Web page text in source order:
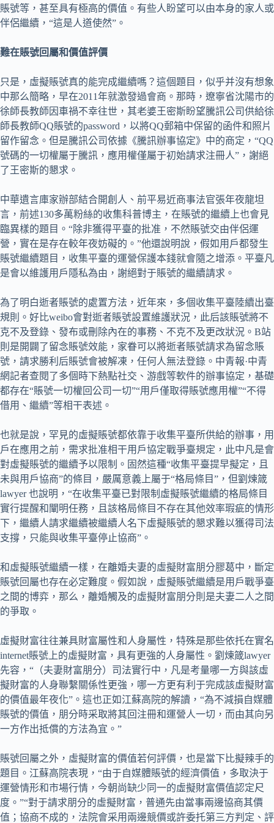
賬號等，甚至具有極高的價值。有些人盼望可以由本身的家人或
伴侶繼續，“這是人道使然”。
難在賬號回屬和價值評價
只是，虛擬賬號真的能完成繼續嗎？這個題目，似乎并沒有想象
中那么簡略，早在2011年就激發過會商。那時，遼寧省沈陽市的
徐師長教師因車禍不幸往世，其老婆王密斯盼望騰訊公司供給徐
師長教師QQ賬號的password，以將QQ郵箱中保留的函件和照片
留作留念。但是騰訊公司依據《騰訊辦事協定》中的商定，“QQ
號碼的一切權屬于騰訊，應用權僅屬于初始請求注冊人”，謝絕
了王密斯的懇求。
中華遺言庫家辦部結合開創人、前平易近商事法官張年夜龍坦
言，前述130多萬粉絲的收集科普博主，在賬號的繼續上也會見
臨異樣的題目。“除非獲得平臺的批准，不然賬號交由伴侶運
營，實在是存在較年夜妨礙的。”他還說明說，假如用戶都發生
賬號繼續題目，收集平臺的運營保護本錢就會隨之增添。平臺凡
是會以維護用戶隱私為由，謝絕對于賬號的繼續請求。
為了明白逝者賬號的處置方法，近年來，多個收集平臺陸續出臺
規則。好比weibo會對逝者賬號設置維護狀況，此后該賬號將不
克不及登錄、發布或刪除內在的事務、不克不及更改狀況。B站
則是開闢了留念賬號效能，家眷可以將逝者賬號請求為留念賬
號，請求勝利后賬號會被解凍，任何人無法登錄。中青報·中青
網記者查閱了多個時下熱點社交、游戲等軟件的辦事協定，基礎
都存在“賬號一切權回公司一切”“用戶僅取得賬號應用權”“不得
借用、繼續”等相干表述。
也就是說，罕見的虛擬賬號都依靠于收集平臺所供給的辦事，用
戶在應用之前，需求批准相干用戶協定戰爭臺規定，此中凡是會
對虛擬賬號的繼續予以限制。固然這種“收集平臺提早擬定，且
未與用戶協商”的條目，嚴厲意義上屬于“格局條目”，但劉煉箴
lawyer 也說明，“在收集平臺已對限制虛擬賬號繼續的格局條目
實行提醒和闡明任務，且該格局條目不存在其他效率瑕疵的情形
下，繼續人請求繼續被繼續人名下虛擬賬號的懇求難以獲得司法
支撐，只能與收集平臺停止協商”。
和虛擬賬號繼續一樣，在離婚夫妻的虛擬財富朋分膠葛中，斷定
賬號回屬也存在必定難度。假如說，虛擬賬號繼續是用戶戰爭臺
之間的博弈，那么，離婚觸及的虛擬財富朋分則是夫妻二人之間
的爭取。
虛擬財富往往兼具財富屬性和人身屬性，特殊是那些依托在實名
internet賬號上的虛擬財富，具有更強的人身屬性。劉煉箴lawyer
先容，“（夫妻財富朋分）司法實行中，凡是考量哪一方與該虛
擬財富的人身聯繫關係性更強，哪一方更有利于完成該虛擬財富
的價值最年夜化”。這也正如江蘇高院的解讀，“為不減損自媒體
賬號的價值，朋分時采取將其回注冊和運營人一切，而由其向另
一方作出抵償的方法為宜。”
賬號回屬之外，虛擬財富的價值若何評價，也是當下比擬辣手的
題目。江蘇高院表現，“由于自媒體賬號的經濟價值，多取決于
運營情形和市場行情，今朝尚缺少同一的虛擬財富價值認定尺
度。”“對于請求朋分的虛擬財富，普通先由當事兩邊協商其價
值；協商不成的，法院會采用兩邊競價或許委托第三方判定、評